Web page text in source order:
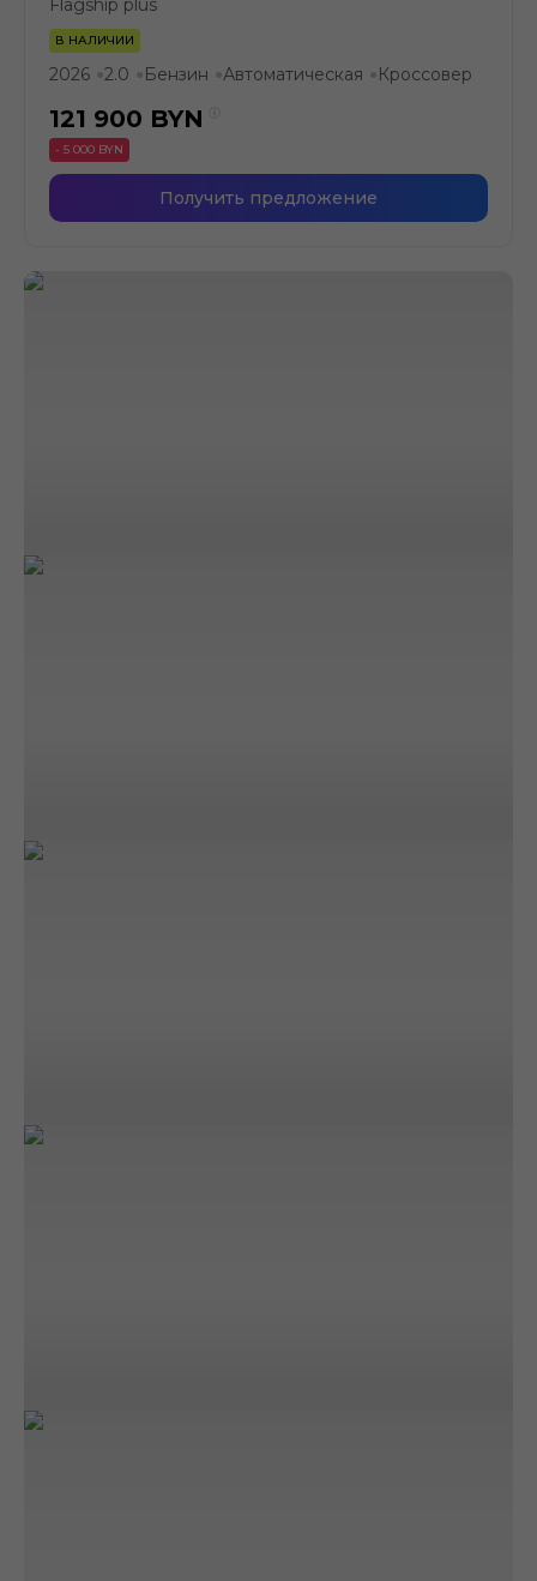
Flagship plus
В НАЛИЧИИ
2026 ●2.0 ● Бензин ●Автоматическая ● Кроссовер
121 900 BYN
- 5 000 BYN
Получить предложение